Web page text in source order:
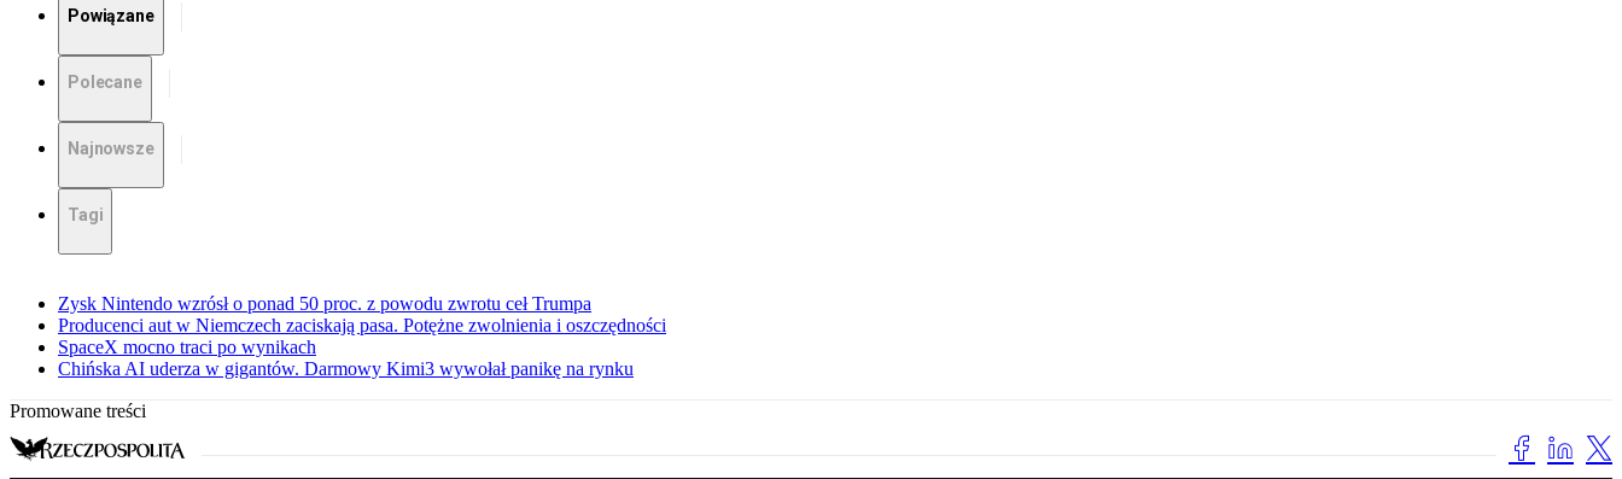
Powiązane
Polecane
Najnowsze
Tagi
Zysk Nintendo wzrósł o ponad 50 proc. z powodu zwrotu ceł Trumpa
Producenci aut w Niemczech zaciskają pasa. Potężne zwolnienia i oszczędności
SpaceX mocno traci po wynikach
Chińska AI uderza w gigantów. Darmowy Kimi3 wywołał panikę na rynku
Promowane treści